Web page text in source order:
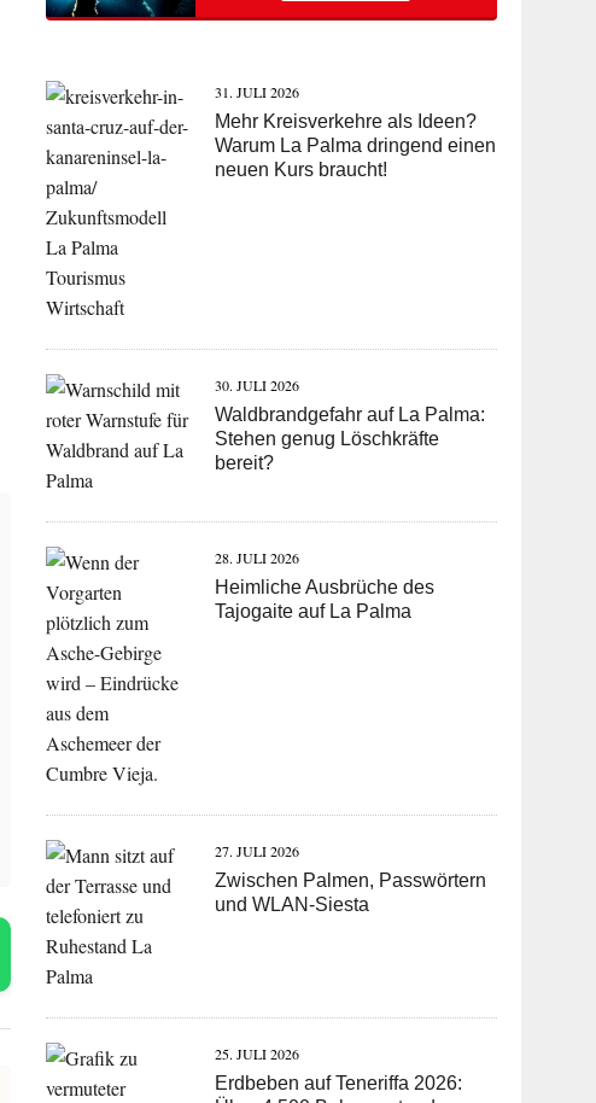
31. JULI 2026
Mehr Kreisverkehre als Ideen?
Warum La Palma dringend einen
neuen Kurs braucht!
30. JULI 2026
Waldbrandgefahr auf La Palma:
Stehen genug Löschkräfte
bereit?
28. JULI 2026
Heimliche Ausbrüche des
Tajogaite auf La Palma
27. JULI 2026
Zwischen Palmen, Passwörtern
und WLAN-Siesta
25. JULI 2026
Erdbeben auf Teneriffa 2026: